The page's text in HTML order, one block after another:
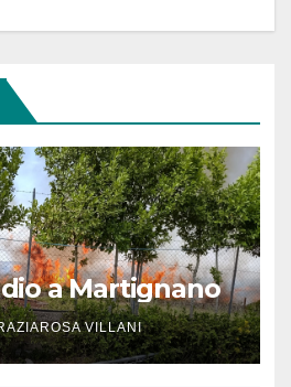
a Martignano
VILLANI